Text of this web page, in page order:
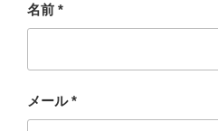
名前 *
メール*